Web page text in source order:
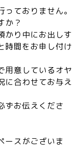
ておりません。
か？
かり中にお出しす
時間をお申し付け
用意しているオヤ
に合わせてお与え
お伝えくださ
ースがございま